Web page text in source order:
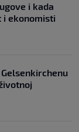
i kada
i ekonomisti